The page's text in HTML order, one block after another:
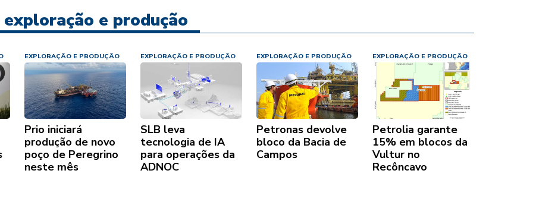
e produção
EXPLORAÇÃO E PRODUÇÃO
Prio iniciará
produção de novo
poço de Peregrino
neste mês
EXPLORAÇÃO E PRODUÇÃO
SLB leva
tecnologia de IA
para operações da
ADNOC
EXPLORAÇÃO E PRODUÇÃO
Petronas devolve
bloco da Bacia de
Campos
EXPLORAÇÃO E PRODUÇÃO
Petrolia garante
15% em blocos da
Vultur no
Recôncavo